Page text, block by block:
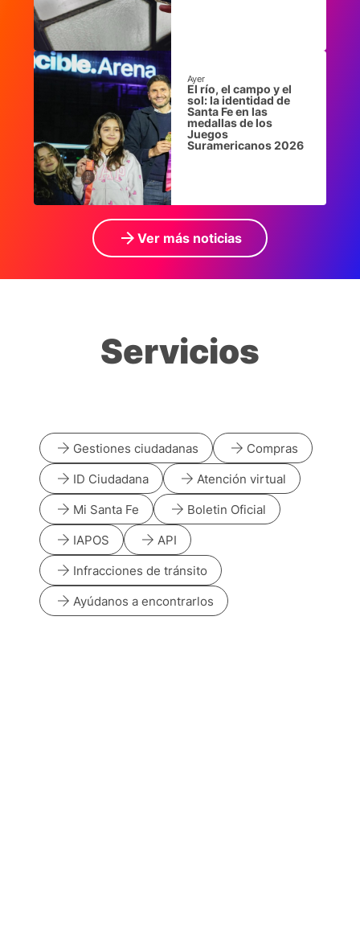
Ayer
El río, el campo y el
sol: la identidad de
Santa Fe en las
medallas de los
Juegos
Suramericanos 2026
arrow_forward Ver más noticias
Servicios
arrow_forward Gestiones ciudadanas arrow_forward Compras
arrow_forward ID Ciudadana arrow_forward Atención virtual
arrow_forward Mi Santa Fe arrow_forward Boletin Oficial
arrow_forward IAPOS arrow_forward API
arrow_forward Infracciones de tránsito
arrow_forward Ayúdanos a encontrarlos